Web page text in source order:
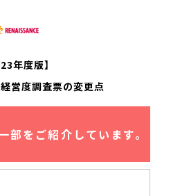
年度版】
営度調査票の変更点
部をご紹介しています。